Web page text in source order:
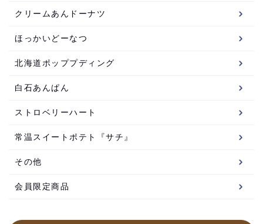
クリームあんドーナツ
ほっかいどーなつ
北海道ポッププディング
白石あんぱん
ストロベリーハート
常温スイートポテト『サチ』
その他
会員限定商品